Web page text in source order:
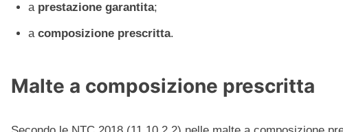
a prestazione garantita;
a composizione prescritta.
Malte a composizione prescritta